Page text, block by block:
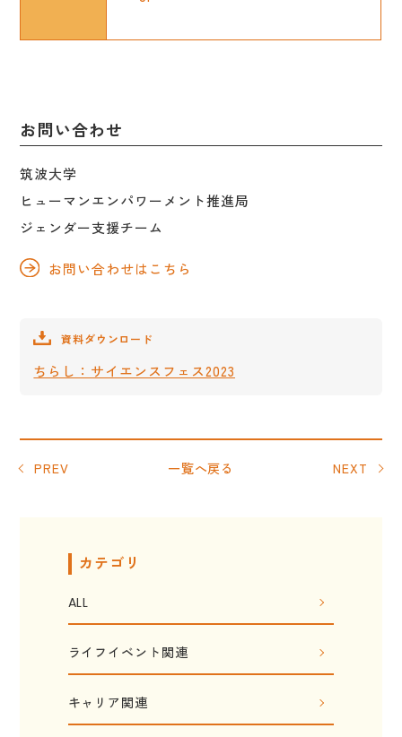
お問い合わせ
筑波大学
ヒューマンエンパワーメント推進局
ジェンダー支援チーム
お問い合わせはこちら
資料ダウンロード
ちらし：サイエンスフェス2023
PREV 一覧へ戻る NEXT
カテゴリ
ALL
ライフイベント関連
キャリア関連